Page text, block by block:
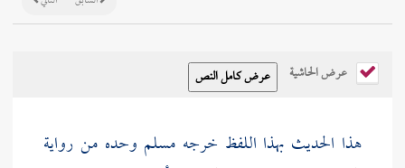
عرض الحاشية
هذا الحديث بهذا اللفظ خرجه مسلم وحده من رواية